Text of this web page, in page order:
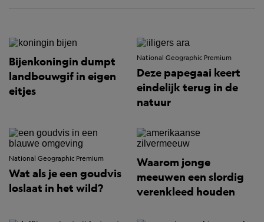
Bijenkoningin dumpt
landbouwgif in eigen
eitjes
National Geographic Premium
Deze papegaai keert
eindelijk terug in de
natuur
National Geographic Premium
Wat als je een goudvis
loslaat in het wild?
Waarom jonge
meeuwen een slordig
verenkleed houden